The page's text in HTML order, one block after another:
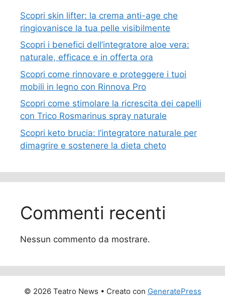
Scopri skin lifter: la crema anti-age che
ringiovanisce la tua pelle visibilmente
Scopri i benefici dell’integratore aloe vera:
naturale, efficace e in offerta ora
Scopri come rinnovare e proteggere i tuoi
mobili in legno con Rinnova Pro
Scopri come stimolare la ricrescita dei capelli
con Trico Rosmarinus spray naturale
Scopri keto brucia: l’integratore naturale per
dimagrire e sostenere la dieta cheto
Commenti recenti
Nessun commento da mostrare.
© 2026 Teatro News • Creato con GeneratePress